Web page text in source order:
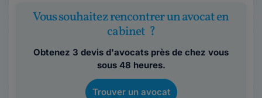
Vous souhaitez rencontrer un avocat en
cabinet ?
Obtenez 3 devis d'avocats près de chez vous
sous 48 heures.
Trouver un avocat